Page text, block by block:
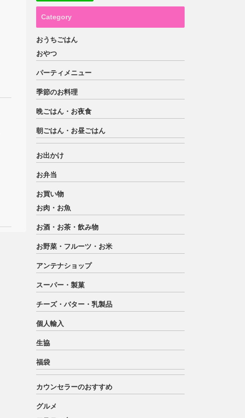
Category
おうちごはん
おやつ
パーティメニュー
季節のお料理
晩ごはん・お夜食
朝ごはん・お昼ごはん
お出かけ
お弁当
お買い物
お肉・お魚
お酒・お茶・飲み物
お野菜・フルーツ・お米
アンテナショップ
スーパー・製菓
チーズ・バター・乳製品
個人輸入
生協
福袋
カウンセラーのおすすめ
グルメ